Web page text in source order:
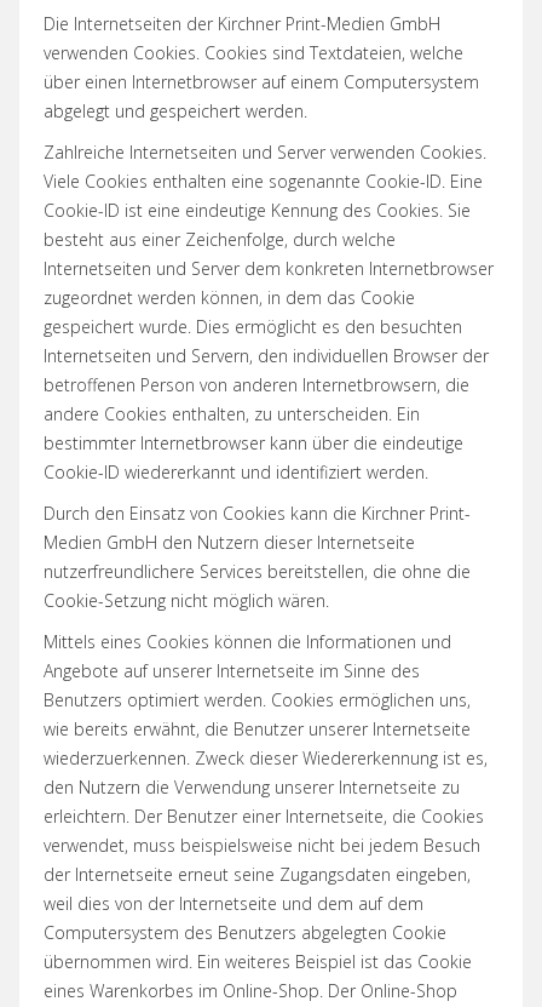
Die Internetseiten der Kirchner Print-Medien GmbH
verwenden Cookies. Cookies sind Textdateien, welche
über einen Internetbrowser auf einem Computersystem
abgelegt und gespeichert werden.
Zahlreiche Internetseiten und Server verwenden Cookies.
Viele Cookies enthalten eine sogenannte Cookie-ID. Eine
Cookie-ID ist eine eindeutige Kennung des Cookies. Sie
besteht aus einer Zeichenfolge, durch welche
Internetseiten und Server dem konkreten Internetbrowser
zugeordnet werden können, in dem das Cookie
gespeichert wurde. Dies ermöglicht es den besuchten
Internetseiten und Servern, den individuellen Browser der
betroffenen Person von anderen Internetbrowsern, die
andere Cookies enthalten, zu unterscheiden. Ein
bestimmter Internetbrowser kann über die eindeutige
Cookie-ID wiedererkannt und identifiziert werden.
Durch den Einsatz von Cookies kann die Kirchner Print-
Medien GmbH den Nutzern dieser Internetseite
nutzerfreundlichere Services bereitstellen, die ohne die
Cookie-Setzung nicht möglich wären.
Mittels eines Cookies können die Informationen und
Angebote auf unserer Internetseite im Sinne des
Benutzers optimiert werden. Cookies ermöglichen uns,
wie bereits erwähnt, die Benutzer unserer Internetseite
wiederzuerkennen. Zweck dieser Wiedererkennung ist es,
den Nutzern die Verwendung unserer Internetseite zu
erleichtern. Der Benutzer einer Internetseite, die Cookies
verwendet, muss beispielsweise nicht bei jedem Besuch
der Internetseite erneut seine Zugangsdaten eingeben,
weil dies von der Internetseite und dem auf dem
Computersystem des Benutzers abgelegten Cookie
übernommen wird. Ein weiteres Beispiel ist das Cookie
eines Warenkorbes im Online-Shop. Der Online-Shop